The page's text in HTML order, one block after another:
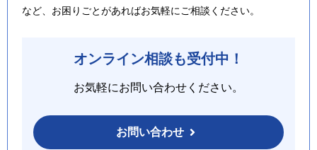
など、お困りごとがあればお気軽にご相談ください。
オンライン相談も受付中！
お気軽にお問い合わせください。
お問い合わせ